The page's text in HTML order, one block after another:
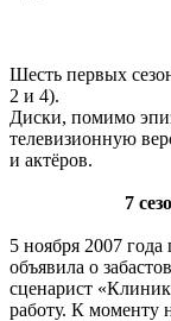
Шесть первых
2 и 4).
Диски, помимо
телевизионную
и актёров.
7
5 ноября 2007
объявила о
сценарист
работу. К моменту